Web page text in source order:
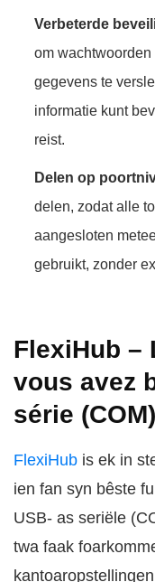
Verbeterde
om
gegevens te
informatie kunt
reist.
Delen op
delen, zodat alle
aangesloten
gebruikt, zonder
FlexiHub –
vous avez
série (COM)
FlexiHub is ek in
ien fan syn bêste
USB- as seriële
twa faak